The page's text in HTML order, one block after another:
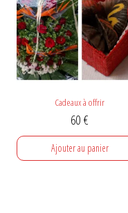
Cadeaux à offrir
60€
Ajouter au panier